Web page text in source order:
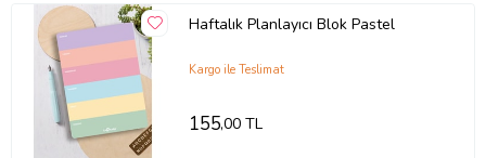
Haftalık Planlayıcı Blok Pastel
Kargo ile Teslimat
155,00 TL